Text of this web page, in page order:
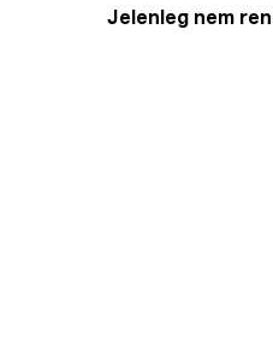
Jelenleg nem